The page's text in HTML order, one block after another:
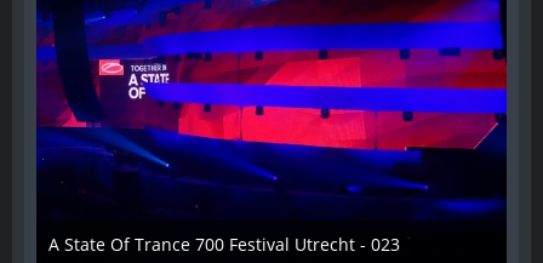
A State Of Trance 700 Festival Utrecht - 023